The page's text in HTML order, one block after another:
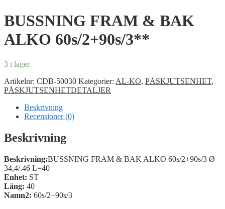
BUSSNING FRAM & BAK
ALKO 60s/2+90s/3**
3 i lager
Artikelnr: CDB-50030 Kategorier: AL-KO, PÅSKJUTSENHET,
PÅSKJUTSENHETDETALJER
Beskrivning
Recensioner (0)
Beskrivning
Beskrivning:BUSSNING FRAM & BAK ALKO 60s/2+90s/3 Ø
34,4/.46 L=40
Enhet: ST
Läng: 40
Namn2: 60s/2+90s/3